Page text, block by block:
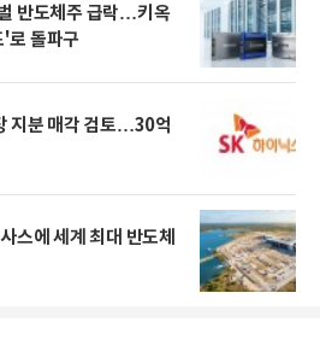
반도체주 급락…키옥
로 돌파구
지분 매각 검토…30억
스에 세계 최대 반도체